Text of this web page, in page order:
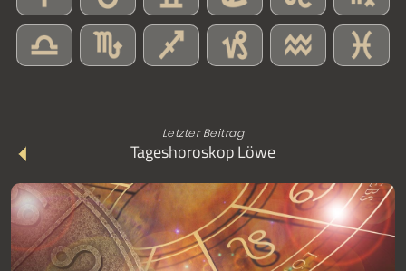
Letzter Beitrag
Tageshoroskop Löwe